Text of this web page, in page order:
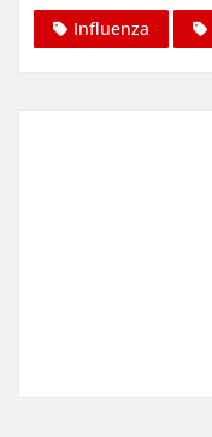
Influenza